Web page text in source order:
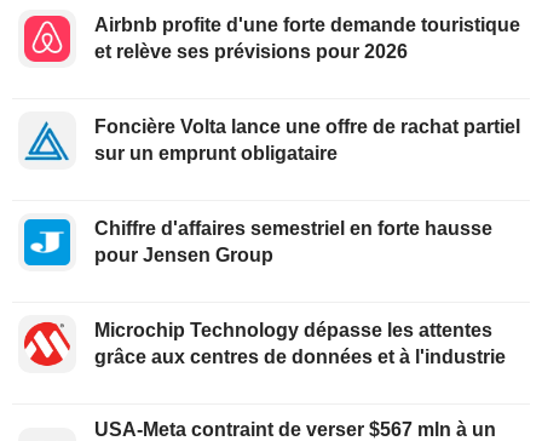
Airbnb profite d'une forte demande touristique
et relève ses prévisions pour 2026
Foncière Volta lance une offre de rachat partiel
sur un emprunt obligataire
Chiffre d'affaires semestriel en forte hausse
pour Jensen Group
Microchip Technology dépasse les attentes
grâce aux centres de données et à l'industrie
USA-Meta contraint de verser $567 mln à un